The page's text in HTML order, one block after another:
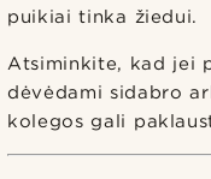
puikiai tinka žiedui.
Atsiminkite, kad jei
dėvėdami sidabro
kolegos gali